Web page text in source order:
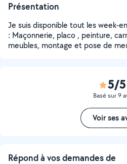
Présentation
Je suis disponible tout les week-
: Maçonnerie, placo , peinture,
meubles, montage et pose de
5/5
Basé sur 9
Voir ses
Répond à vos demandes de